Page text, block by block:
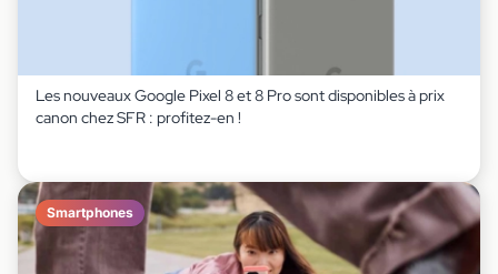
Les nouveaux Google Pixel 8 et 8 Pro sont disponibles à prix
canon chez SFR : profitez-en !
Smartphones